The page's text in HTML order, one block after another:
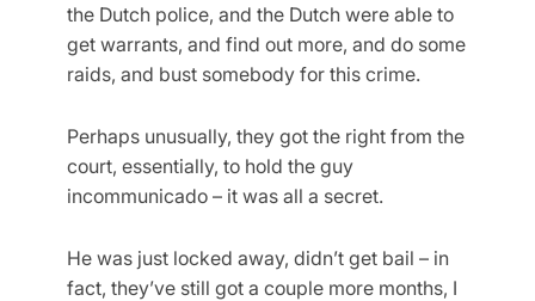
the Dutch police, and the Dutch were able to
get warrants, and find out more, and do some
raids, and bust somebody for this crime.
Perhaps unusually, they got the right from the
court, essentially, to hold the guy
incommunicado – it was all a secret.
He was just locked away, didn’t get bail – in
fact, they’ve still got a couple more months, I